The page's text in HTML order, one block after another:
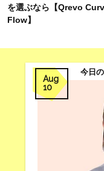
を選ぶなら【Qrevo
Flow】
Aug
10
今日